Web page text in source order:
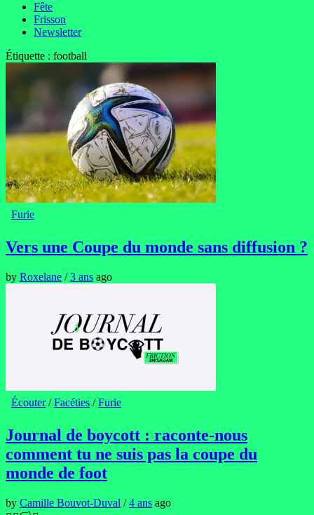
Fête
Frisson
Newsletter
Étiquette : football
Furie
Vers une Coupe du monde sans diffusion ?
by Roxelane /3 ans ago
Écouter/Facéties /Furie
Journal de boycott : raconte-nous
comment tu ne suis pas la coupe du
monde de foot
by Camille Bouvot-Duval /4 ans ago